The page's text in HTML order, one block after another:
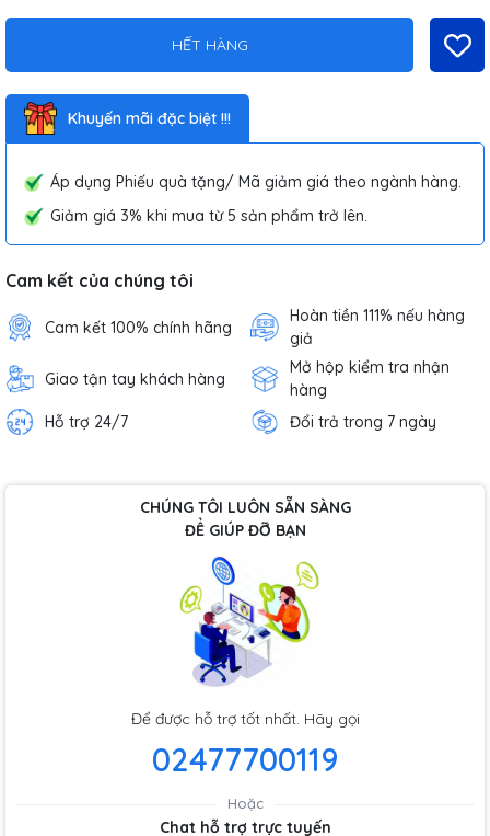
HẾT HÀNG
Khuyến mãi đặc biệt !!!
Áp dụng Phiếu quà tặng/ Mã giảm giá theo ngành hàng.
Giảm giá 3% khi mua từ 5 sản phẩm trở lên.
Cam kết của chúng tôi
Cam kết 100% chính hãng
Hoàn tiền 111% nếu hàng
giả
Giao tận tay khách hàng
Mở hộp kiểm tra nhận
hàng
Hỗ trợ 24/7
Đổi trả trong 7 ngày
CHÚNG TÔI LUÔN SẴN SÀNG
ĐỂ GIÚP ĐỠ BẠN
Để được hỗ trợ tốt nhất. Hãy gọi
02477700119
Hoặc
Chat hỗ trợ trực tuyến